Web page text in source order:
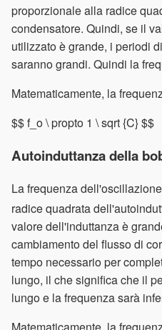
proporzionale alla radice
condensatore. Quindi, se il
utilizzato è grande, i periodi
saranno grandi. Quindi la
Matematicamente, la
$$ f_o \ propto 1 \ sqrt {C} $$
Autoinduttanza della
La frequenza
radice quadrata
valore dell'induttanza è
cambiamento del flusso di
tempo necessario per
lungo, il che significa che il
lungo e la frequenza sarà
Matematicamente, la